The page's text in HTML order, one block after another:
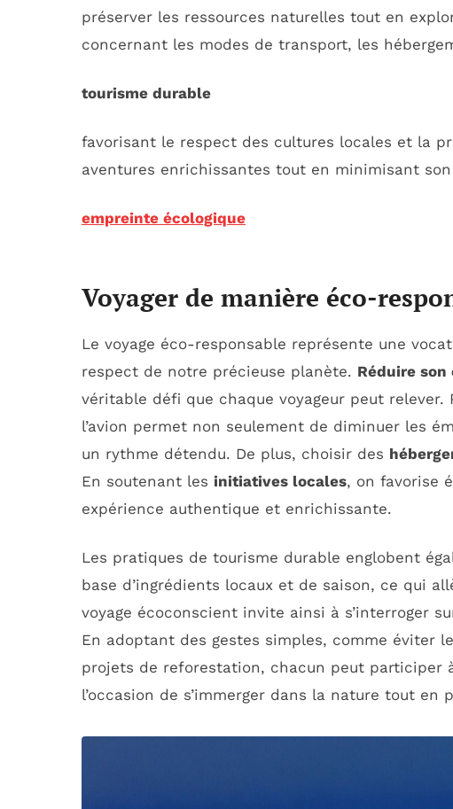
préserver les ressources naturelles tout en
concernant les modes de transport, les
tourisme durable
favorisant le respect des cultures locales et la
aventures enrichissantes tout en minimisant son
empreinte écologique
Voyager de manière éco-
Le voyage éco-responsable représente une
respect de notre précieuse planète. Réduire
véritable défi que chaque voyageur peut relever.
l’avion permet non seulement de diminuer les
un rythme détendu. De plus, choisir des
En soutenant les initiatives locales, on favorise
expérience authentique et enrichissante.
Les pratiques de tourisme durable englobent
base d’ingrédients locaux et de saison, ce qui
voyage écoconscient invite ainsi à s’interroger
En adoptant des gestes simples, comme éviter
projets de reforestation, chacun peut participer
l’occasion de s’immerger dans la nature tout en